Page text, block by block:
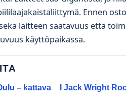
Ennen
laitteen saatavuus että
käyttöpaikassa.
– kattava
I Jack Wright